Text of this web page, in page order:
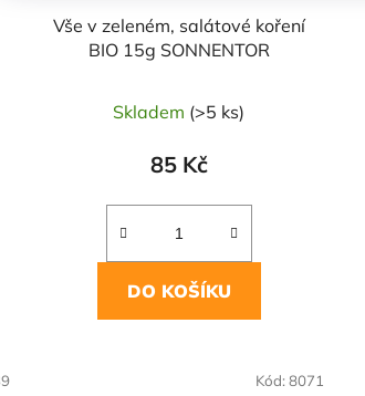
Vše v zeleném, salátové koření
BIO 15g SONNENTOR
Skladem (>5 ks)
85 Kč
DO KOŠÍKU
Kód: 8071